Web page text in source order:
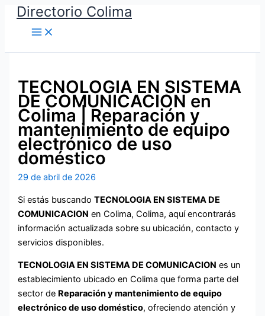
Directorio Colima
Main
Menu
TECNOLOGIA EN SISTEMA
DE COMUNICACION en
Colima | Reparación y
mantenimiento de equipo
electrónico de uso
doméstico
29 de abril de 2026
Si estás buscandoTECNOLOGIA EN SISTEMA DE
COMUNICACION en Colima, Colima, aquí encontrarás
información actualizada sobre su ubicación, contacto y
servicios disponibles.
TECNOLOGIA EN SISTEMA DE COMUNICACION es un
establecimiento ubicado en Colima que forma parte del
sector de Reparación y mantenimiento de equipo
electrónico de uso doméstico, ofreciendo atención y